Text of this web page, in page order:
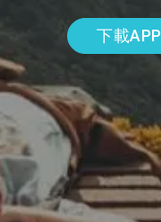
下載APP